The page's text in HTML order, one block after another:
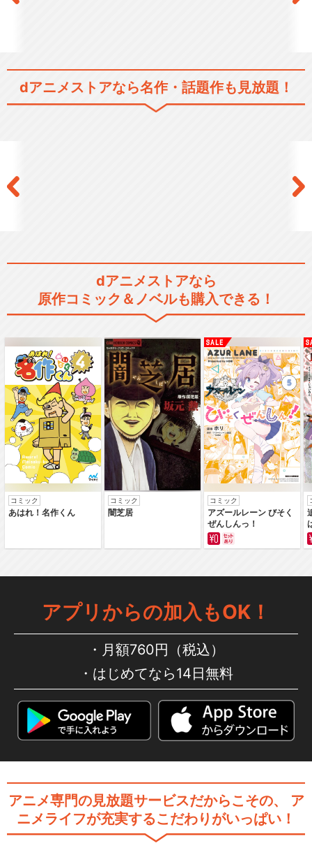
dアニメストアなら名作・話題作も見放題！
dアニメストアなら
原作コミック＆ノベルも購入できる！
コミック
あはれ！名作くん
コミック
闇芝居
コミック
アズールレーン びそく
ぜんしんっ！
アプリからの加入もOK！
月額760円（税込）
はじめてなら14日無料
アニメ専門の見放題サービスだからこその、
ア
ニメライフが充実するこだわりがいっぱい！